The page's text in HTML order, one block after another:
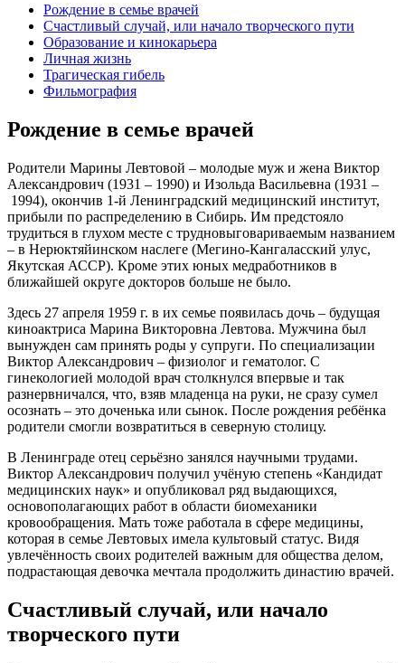
Рождение в семье врачей
Счастливый случай, или начало творческого пути
Образование и кинокарьера
Личная жизнь
Трагическая гибель
Фильмография
Рождение в семье врачей
Родители Марины Левтовой – молодые муж и жена Виктор
Александрович (1931 – 1990) и Изольда Васильевна (1931 –
1994), окончив 1-й Ленинградский медицинский институт,
прибыли по распределению в Сибирь. Им предстояло
трудиться в глухом месте с трудновыговариваемым названием
– в Нерюктяйинском наслеге (Мегино-Кангаласский улус,
Якутская АССР). Кроме этих юных медработников в
ближайшей округе докторов больше не было.
Здесь 27 апреля 1959 г. в их семье появилась дочь – будущая
киноактриса Марина Викторовна Левтова. Мужчина был
вынужден сам принять роды у супруги. По специализации
Виктор Александрович – физиолог и гематолог. С
гинекологией молодой врач столкнулся впервые и так
разнервничался, что, взяв младенца на руки, не сразу сумел
осознать – это доченька или сынок. После рождения ребёнка
родители смогли возвратиться в северную столицу.
В Ленинграде отец серьёзно занялся научными трудами.
Виктор Александрович получил учёную степень «Кандидат
медицинских наук» и опубликовал ряд выдающихся,
основополагающих работ в области биомеханики
кровообращения. Мать тоже работала в сфере медицины,
которая в семье Левтовых имела культовый статус. Видя
увлечённость своих родителей важным для общества делом,
подрастающая девочка мечтала продолжить династию врачей.
Счастливый случай, или начало
творческого пути